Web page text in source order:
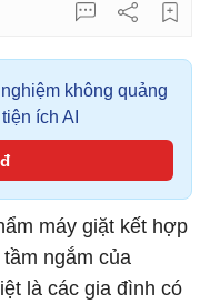
không quảng
ích AI
máy giặt kết hợp
ngắm của
là các gia đình có